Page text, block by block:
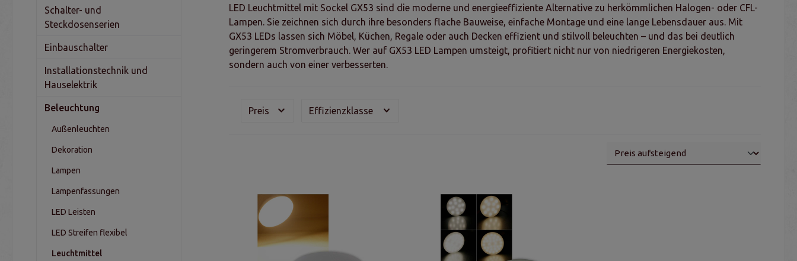
Schalter- und
Steckdosenserien
Einbauschalter
Installationstechnik und
Hauselektrik
Beleuchtung
Außenleuchten
Dekoration
Lampen
Lampenfassungen
LED Leisten
LED Streifen flexibel
Leuchtmittel
LED Leuchtmittel mit Sockel GX53 sind die moderne und energieeffiziente Alternative zu herkömmlichen Halogen- oder CFL-
Lampen. Sie zeichnen sich durch ihre besonders flache Bauweise, einfache Montage und eine lange Lebensdauer aus. Mit
GX53 LEDs lassen sich Möbel, Küchen, Regale oder auch Decken effizient und stilvoll beleuchten – und das bei deutlich
geringerem Stromverbrauch. Wer auf GX53 LED Lampen umsteigt, profitiert nicht nur von niedrigeren Energiekosten,
sondern auch von einer verbesserten.
Preis Effizienzklasse